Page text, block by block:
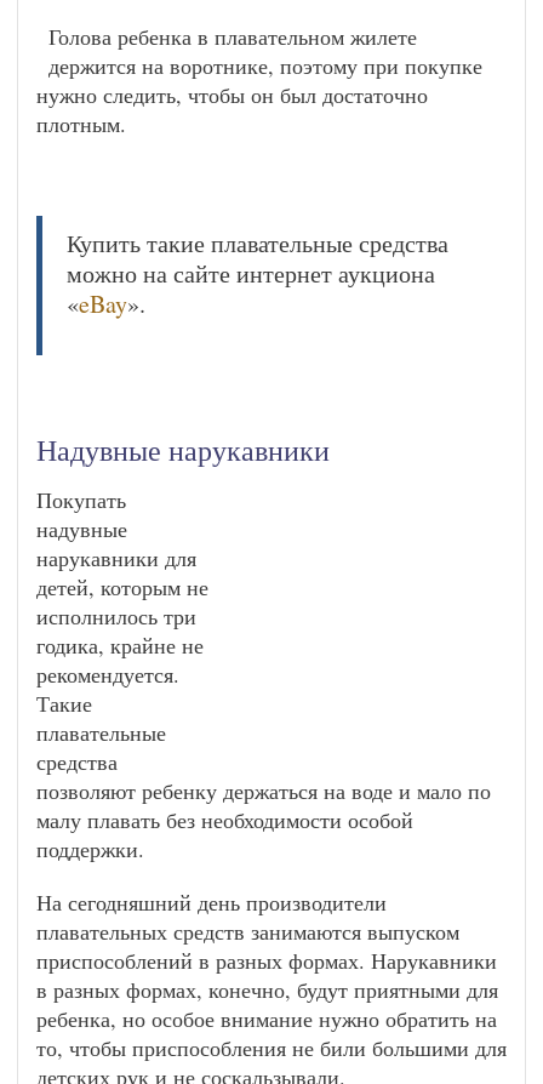
Голова ребенка в плавательном жилете
держится на воротнике, поэтому при покупке
нужно следить, чтобы он был достаточно
плотным.
Купить такие плавательные средства
можно на сайте интернет аукциона
«eBay».
Надувные нарукавники
Покупать
надувные
нарукавники для
детей, которым не
исполнилось три
годика, крайне не
рекомендуется.
Такие
плавательные
средства
позволяют ребенку держаться на воде и мало по
малу плавать без необходимости особой
поддержки.
На сегодняшний день производители
плавательных средств занимаются выпуском
приспособлений в разных формах. Нарукавники
в разных формах, конечно, будут приятными для
ребенка, но особое внимание нужно обратить на
то, чтобы приспособления не били большими для
детских рук и не соскальзывали.